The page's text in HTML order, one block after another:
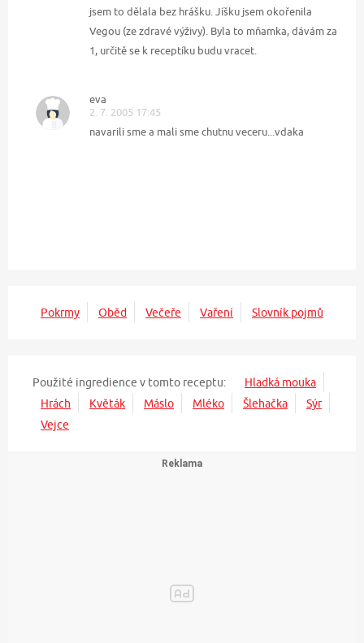
jsem to dělala bez hrášku. Jíšku jsem okořenila
Vegou (ze zdravé výživy). Byla to mňamka, dávám za
1, určitě se k receptíku budu vracet.
eva
2. 7. 2005 17:45
navarili sme a mali sme chutnu veceru...vdaka
Pokrmy Oběd Večeře Vaření Slovník pojmů
Použité ingredience v tomto receptu:
Hladká mouka
Hrách
Květák Máslo Mléko Šlehačka
Sýr
Vejce